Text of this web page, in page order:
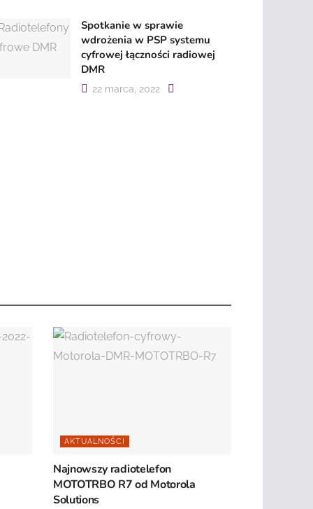
Spotkanie w sprawie
wdrożenia w PSP systemu
cyfrowej łączności radiowej
DMR
22 marca, 2022
AKTUALNOŚCI
Najnowszy radiotelefon
MOTOTRBO R7 od Motorola
Solutions